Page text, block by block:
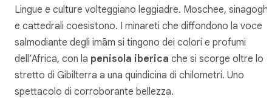
Lingue e culture volteggiano leggiadre. Moschee,
e cattedrali coesistono. I minareti che diffondono la voce
salmodiante degli imām si tingono dei colori e profumi
dell’Africa, con la penisola iberica che si scorge oltre lo
stretto di Gibilterra a una quindicina di chilometri. Uno
spettacolo di corroborante bellezza.